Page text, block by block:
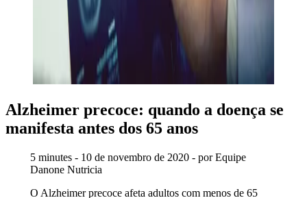
Alzheimer precoce: quando a doença se
manifesta antes dos 65 anos
5 minutes - 10 de novembro de 2020 - por Equipe
Danone Nutricia
O Alzheimer precoce afeta adultos com menos de 65